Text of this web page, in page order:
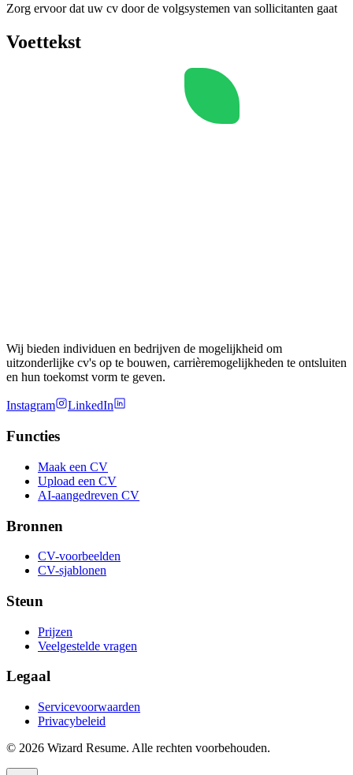
Zorg ervoor dat uw cv door de volgsystemen van sollicitanten gaat
Voettekst
Wij bieden individuen en bedrijven de mogelijkheid om
uitzonderlijke cv's op te bouwen, carrièremogelijkheden te ontsluiten
en hun toekomst vorm te geven.
Instagram LinkedIn
Functies
Maak een CV
Upload een CV
AI-aangedreven CV
Bronnen
CV-voorbeelden
CV-sjablonen
Steun
Prijzen
Veelgestelde vragen
Legaal
Servicevoorwaarden
Privacybeleid
© 2026 Wizard Resume. Alle rechten voorbehouden.